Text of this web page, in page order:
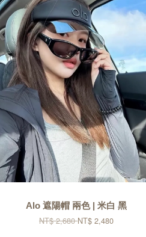
Alo 遮陽帽 兩色 | 米白 黑
NT$ 2,680NT$ 2,480